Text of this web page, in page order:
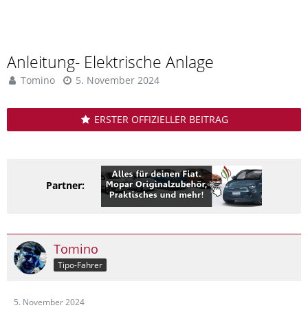
Anleitung- Elektrische Anlage
Tomino 5. November 2024
ERSTER OFFIZIELLER BEITRAG
Partner:
Tomino
Tipo-Fahrer
5. November 2024